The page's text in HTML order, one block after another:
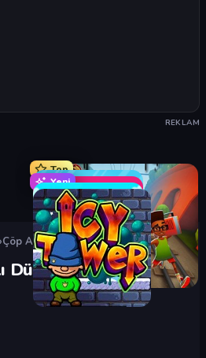
REKLAM
Top
Yeni
›Çöp Adam Kılıçlı Düello
Düello